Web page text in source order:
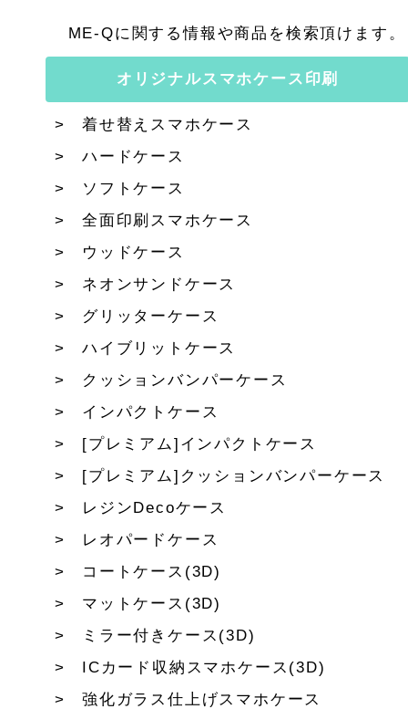
ME-Qに関する情報や商品を検索頂けます。
オリジナルスマホケース印刷
着せ替えスマホケース
ハードケース
ソフトケース
全面印刷スマホケース
ウッドケース
ネオンサンドケース
グリッターケース
ハイブリットケース
クッションバンパーケース
インパクトケース
[プレミアム]インパクトケース
[プレミアム]クッションバンパーケース
レジンDecoケース
レオパードケース
コートケース(3D)
マットケース(3D)
ミラー付きケース(3D)
ICカード収納スマホケース(3D)
強化ガラス仕上げスマホケース